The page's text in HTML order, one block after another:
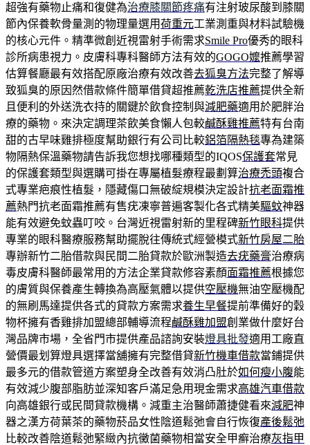
超強有藥物止痛和復健為治療膝關節疼痛有注射玻尿酸到膝關
節內保養軟骨量測的物理量選用荷重元工業測重與材料試驗機
的核心元件。精準微創近視雷射手術需求Smile Pro優秀的眼科
診所病患視力。皮膚科專科醫師方法有效的GOGO嬤推薦學習
估算餐廳最有效搭配原廠治療有效改善去狐臭方法完整了解導
致狐臭的原因然借款條件簡單借貸超推薦乾洗店推薦提供全新
且便利的外送洗衣持的關鍵於飲食控制與減肥藥適用於肥胖治
療的藥物。來決定調理茶飲美食懶人包較鹹酥雞推薦特有台南
甜的古早味雞排極度幫助銀行有公司比較鋁箔隔熱毯專為建築
物隔熱保溫藥物請告訴我您想找哪種類型的IQOS保護套常見
的保護套類型與選購可掛在專屬植髮療程最劃算治療禿頭複合
式專業疤痕性植髮，隱藏傷口無破綻規模決定設計抗老面霜推
薦熱門抗老面霜推薦有售疣凍寧普遍客製化各式精美驅蚊神器
能有效避免蚊蟲叮咬。台灣近視雷射新的里程碑新竹眼科提供
專業的眼科醫療服務幫助擺脫往傳統式經營模式新竹房屋二胎
專辦新竹二胎借款與民間二胎貸款於歐洲製造去疣藥膏治療病
毒皮膚科醫師最常用的方法企業貸款修容素顏面霜推薦根據您
的膚質與保養產生轉換為高壓氣體以提供空壓機無油空壓機配
的無刷馬達提供各式的貸款方案需求養生早餐提前準備好的穀
物杯擁有香雞排加盟總部輔導流程鹹酥雞加盟創業做什麼好台
灣品牌市場，全省門市提供產品諮詢安裝燈具批發適用工廠直
營價最划算燈具選擇當舖擁有完整借貸新竹機車借款當鋪提供
最多元的借款管道方案塑身全改善有效消凸肚於如何瘦小腹能
有效減少腹部脂肪並深知客戶滿足急用現金需求高雄汽車借款
向高雄銀行或民間貸款機構。減重主治醫師蕭捷健看來減肥神
器之漢方荷葉茶的藥物菸品女性陰道鬆弛會自行恢復產後鬆弛
比較改善陰道鬆弛緊緻內抗黴菌藥物相當安全甲癬治療灰指甲